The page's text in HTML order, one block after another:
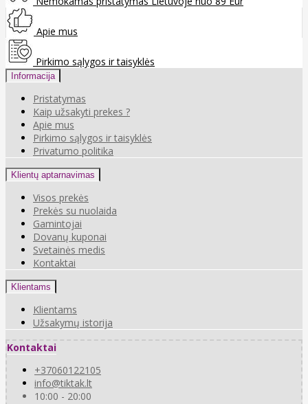
Apie mus
Pirkimo sąlygos ir taisyklės
Informacija
Pristatymas
Kaip užsakyti prekes ?
Apie mus
Pirkimo sąlygos ir taisyklės
Privatumo politika
Klientų aptarnavimas
Visos prekės
Prekės su nuolaida
Gamintojai
Dovanų kuponai
Svetainės medis
Kontaktai
Klientams
Klientams
Užsakymų istorija
Kontaktai
+37060122105
info@tiktak.lt
10:00 - 20:00